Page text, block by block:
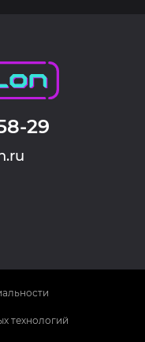
29
технологий